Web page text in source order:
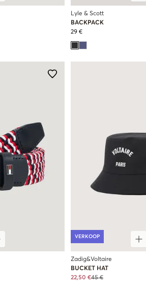
Lyle & Scott
BACKPACK
29 €
VERKOOP
Zadig&Voltaire
BUCKET HAT
22,50 €45 €